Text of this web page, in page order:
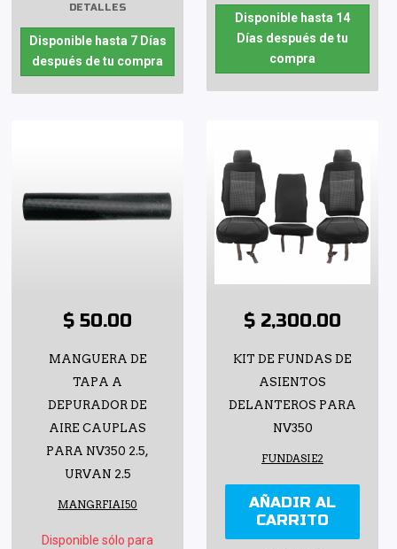
DETALLES
Disponible hasta 7 Días
después de tu compra
Disponible hasta 14
Días después de tu
compra
$ 50.00
MANGUERA DE
TAPA A
DEPURADOR DE
AIRE CAUPLAS
PARA NV350 2.5,
URVAN 2.5
MANGRFIAI50
Disponible sólo para
$ 2,300.00
KIT DE FUNDAS DE
ASIENTOS
DELANTEROS PARA
NV350
FUNDASIE2
AÑADIR AL
CARRITO